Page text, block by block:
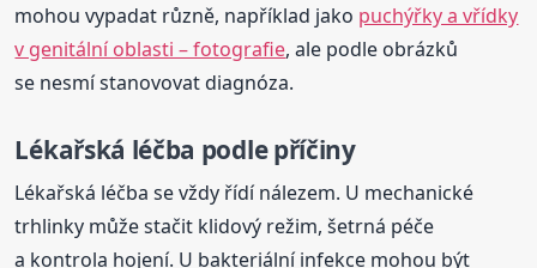
mohou vypadat různě, například jako puchýřky a vřídky
v genitální oblasti – fotografie, ale podle obrázků
se nesmí stanovovat diagnóza.
Lékařská léčba podle příčiny
Lékařská léčba se vždy řídí nálezem. U mechanické
trhlinky může stačit klidový režim, šetrná péče
a kontrola hojení. U bakteriální infekce mohou být